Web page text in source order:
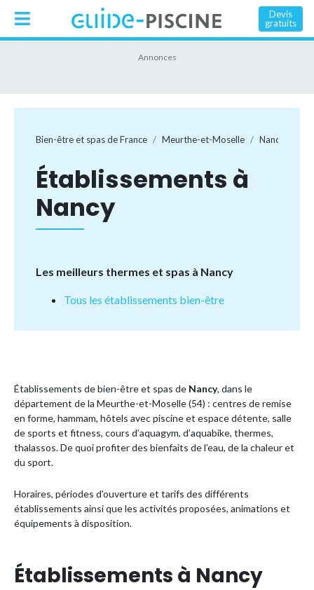
Devis
gratuits
Bien-être et spas de France Meurthe-et-Moselle Nancy
Établissements à
Nancy
Les meilleurs thermes et spas à Nancy
Tous les établissements bien-être
Établissements de bien-être et spas de Nancy, dans le
département de la Meurthe-et-Moselle (54) : centres de remise
en forme, hammam, hôtels avec piscine et espace détente, salle
de sports et fitness, cours d’aquagym, d’aquabike, thermes,
thalassos. De quoi profiter des bienfaits de l’eau, de la chaleur et
du sport.
Horaires, périodes d'ouverture et tarifs des différents
établissements ainsi que les activités proposées, animations et
équipements à disposition.
Établissements à Nancy